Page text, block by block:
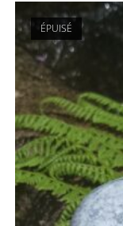
ÉPUISÉ